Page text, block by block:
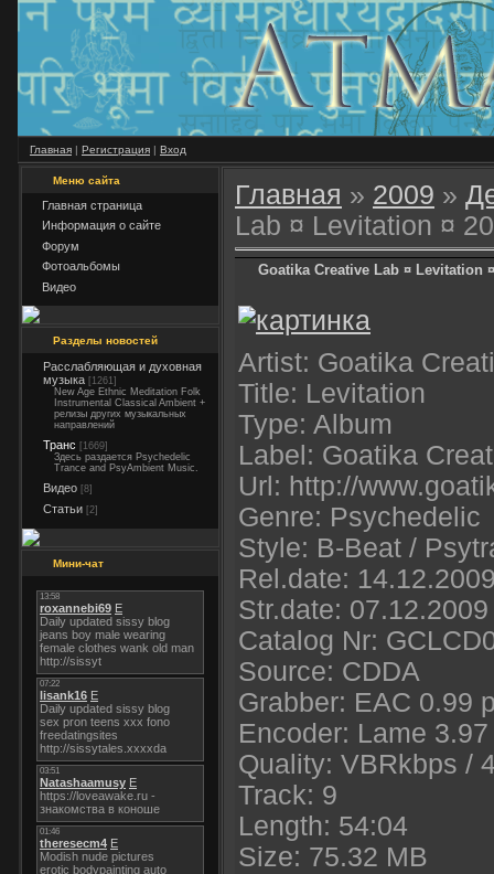
Главная | Регистрация | Вход
Меню сайта
Главная страница
Информация о сайте
Форум
Фотоальбомы
Видео
Разделы новостей
Расслабляющая и духовная
музыка [1261]
New Age Ethnic Meditation Folk
Instrumental Classical Ambient +
релизы других музыкальных
направлений
Транс [1669]
Здесь раздается Psychedelic
Trance and PsyAmbient Music.
Видео [8]
Статьи [2]
Мини-чат
Главная » 2009 »
Lab ¤ Levitation ¤
Goatika Creative Lab ¤ Levitation
Artist: Goatika
Title: Levitation
Type: Album
Label: Goatika
Url: http://
Genre: Psychedelic
Style: B-Beat /
Rel.date:
Str.date: 07.12.2009
Catalog Nr:
Source: CDDA
Grabber: EAC 0.99
Encoder: Lame
Quality: VBRkbps /
Track: 9
Length: 54:04
Size: 75.32 MB